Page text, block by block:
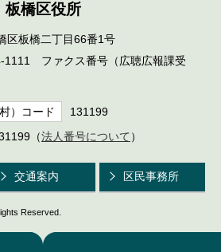
板橋区役所
板橋二丁目66番1号
1111 ファクス番号（広聴広報課受
）コード 131199
（法人番号について ）
交通案内 区民事務所
Reserved.